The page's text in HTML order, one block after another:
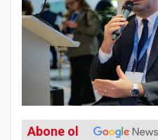
Abone ol